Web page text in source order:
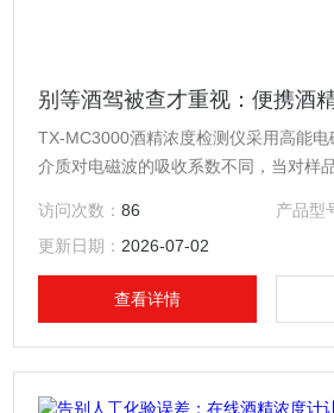
TX-MC3000酒精浓度检测仪采用高能电
介质对电磁波的吸收系数不同，当对样
分含量和浓度有关。
访问次数：86
产品型
更新日期： 2026-07-02
查看详情